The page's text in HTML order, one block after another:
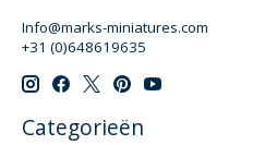
Info@marks-miniatures.com
+31 (0)648619635
Categorieën